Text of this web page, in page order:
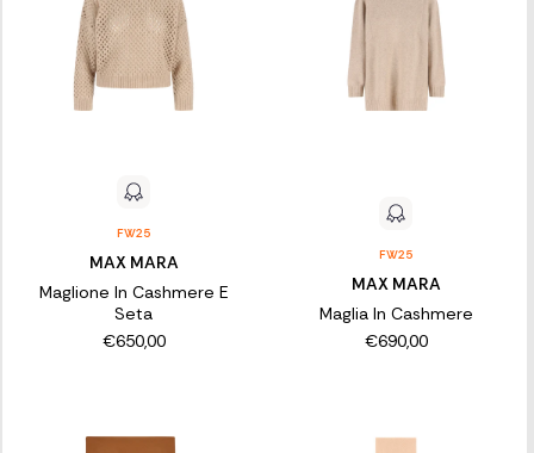
FW25
MAX MARA
Maglione In Cashmere E
Seta
€650,00
FW25
MAX MARA
Maglia In Cashmere
€690,00